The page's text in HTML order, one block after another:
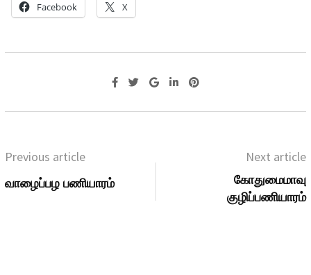
Facebook X
Previous article
வாழைப்பழ பணியாரம்
Next article
கோதுமைமாவு
குழிப்பணியாரம்